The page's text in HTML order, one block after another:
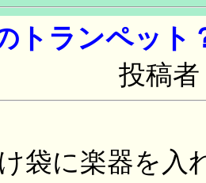
トランペット
投稿
袋に楽器を入